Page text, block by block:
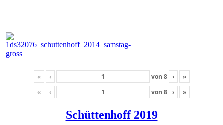
« ‹ von 8 ›
»
«
‹ von 8 › »
Schüttenhoff 2019